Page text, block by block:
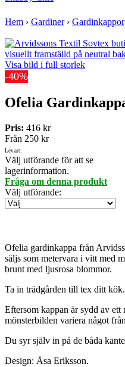
Hem › Gardiner› Gardinkappor
Visa bild i full storlek
-40%
Ofelia
Pris: 416 kr
Från 250 kr
Lev.art:
Välj utförande för att se
lagerinformation.
Fråga om denna produkt
Välj utförande:
Ofelia gardinkappa från
säljs som metervara i vitt med
brunt med ljusrosa blommor.
Ta in trädgården till tex ditt kök.
Eftersom kappan är sydd av ett
mönsterbilden variera något
Du syr själv in på de båda
Design: Åsa Eriksson.